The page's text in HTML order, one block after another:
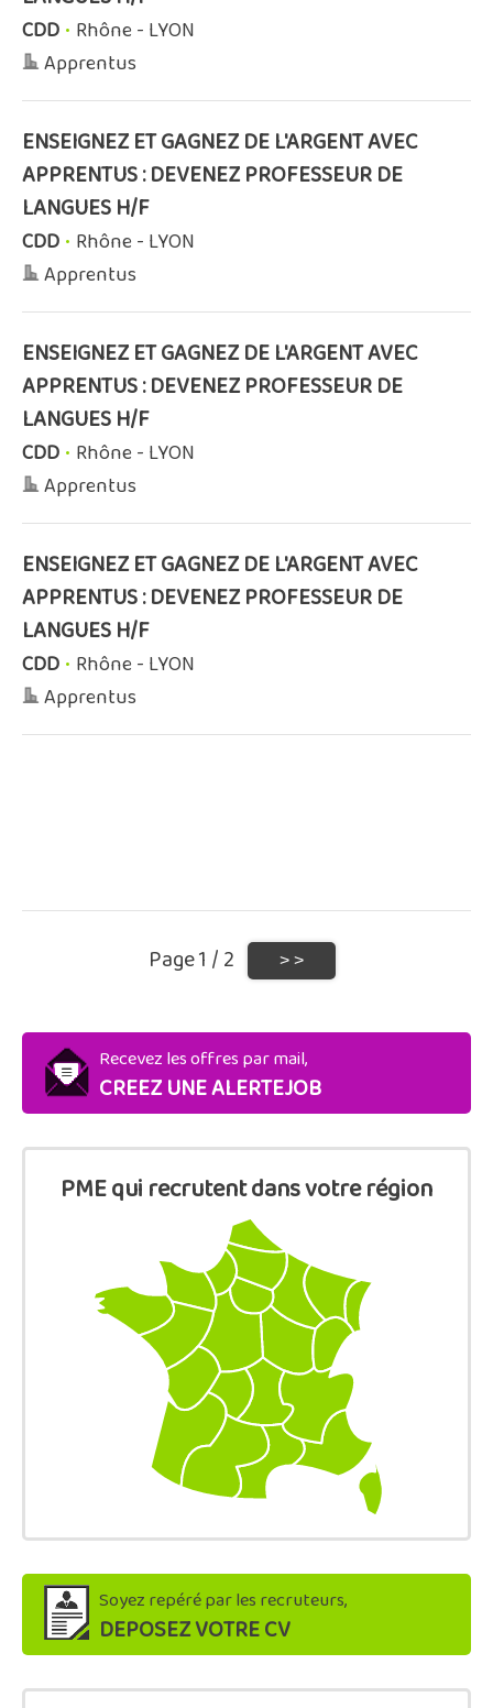
CDD • Rhône - LYON
Apprentus
ENSEIGNEZ ET GAGNEZ DE L'ARGENT AVEC
APPRENTUS : DEVENEZ PROFESSEUR DE
LANGUES H/F
CDD • Rhône - LYON
Apprentus
ENSEIGNEZ ET GAGNEZ DE L'ARGENT AVEC
APPRENTUS : DEVENEZ PROFESSEUR DE
LANGUES H/F
CDD • Rhône - LYON
Apprentus
ENSEIGNEZ ET GAGNEZ DE L'ARGENT AVEC
APPRENTUS : DEVENEZ PROFESSEUR DE
LANGUES H/F
CDD • Rhône - LYON
Apprentus
Page 1 / 2
Recevez les offres par mail,
CREEZ UNE ALERTEJOB
PME qui recrutent dans votre région
Soyez repéré par les recruteurs,
DEPOSEZ VOTRE CV